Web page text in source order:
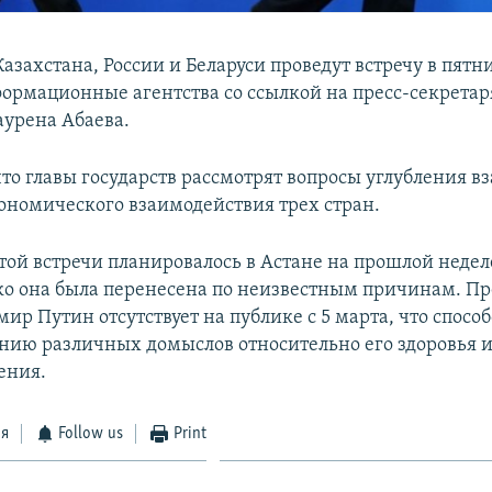
России и Беларуси проведут встречу в
агентства со ссылкой на пресс-
Абаева.
главы государств рассмотрят вопросы углубления
взаимодействия трех стран.
встречи планировалось в Астане на прошлой
она была перенесена по неизвестным причинам.
Путин отсутствует на публике с 5 марта, что
различных домыслов относительно его здоровья
Follow us Print